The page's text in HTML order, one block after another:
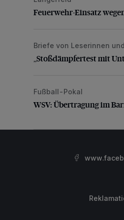
Feuerwehr-Einsatz
„Stoßdämpfertest mit
Briefe von Leserinnen
„Stoßdämpfertest mit
WSV: Übertragung im
Fußball-Pokal
WSV: Übertragung im